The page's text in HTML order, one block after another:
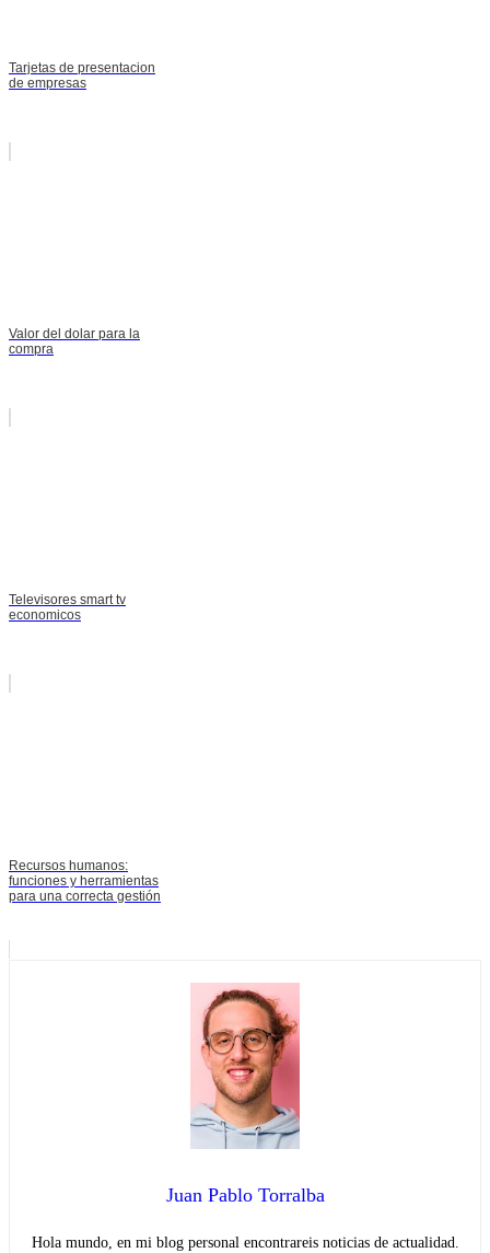
Tarjetas de presentacion
de empresas
Valor del dolar para la
compra
Televisores smart tv
economicos
Recursos humanos:
funciones y herramientas
para una correcta gestión
Juan Pablo Torralba
Hola mundo, en mi blog personal encontrareis noticias de actualidad.